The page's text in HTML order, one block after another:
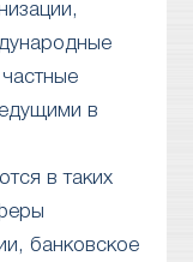
в
в таких
банковское